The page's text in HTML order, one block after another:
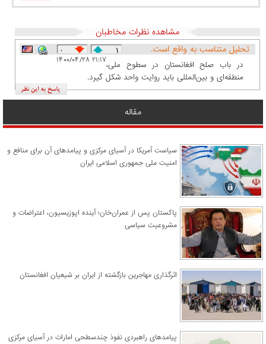
مشاهده نظرات مخاطبان
تحلیل متناسب به واقع است.
۱ ۰
۱۴۰۰/۰۴/۲۸ ۲۱:۱۷در باب صلح افغانستان در سطوح ملی،
منطقه‌ای و بین‌المللی باید روایت واحد شکل گیرد.
مقاله
سیاست آمریکا در آسیای مرکزی و پیامدهای آن برای منافع و
امنیت ملی جمهوری اسلامی ایران
پاکستان پس از عمران‌خان؛ آینده اپوزیسیون، اعتراضات و
مشروعیت سیاسی
اثرگذاری مهاجرین بازگشته از ایران بر شیعیان افغانستان
پیامدهای راهبردی نفوذ چندسطحی امارات در آسیای مرکزی